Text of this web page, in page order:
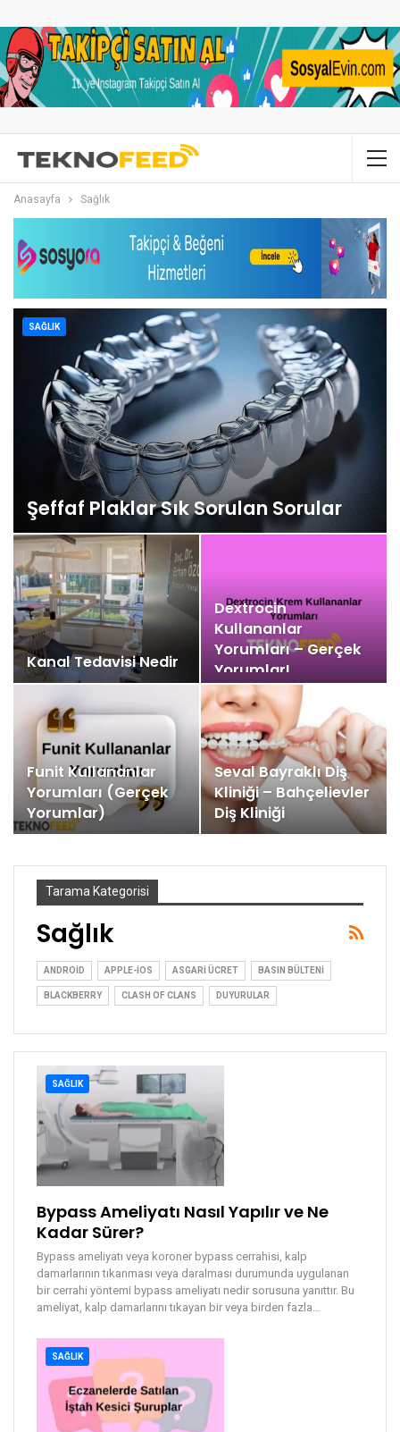
Anasayfa Sağlık
SAĞLIK
Şeffaf Plaklar Sık Sorulan Sorular
Kanal Tedavisi Nedir
Dextrocin
Kullananlar
Yorumları – Gerçek
Yorumlar!
Funit Kullananlar
Yorumları (Gerçek
Yorumlar)
Seval Bayraklı Diş
Kliniği – Bahçelievler
Diş Kliniği
Tarama Kategorisi
Sağlık
ANDROID APPLE-IOS ASGARI ÜCRET BASIN BÜLTENI
BLACKBERRY CLASH OF CLANS DUYURULAR
SAĞLIK
Bypass Ameliyatı Nasıl Yapılır ve Ne
Kadar Sürer?
Bypass ameliyatı veya koroner bypass cerrahisi, kalp
damarlarının tıkanması veya daralması durumunda uygulanan
bir cerrahi yöntemi bypass ameliyatı nedir sorusuna yanıttır. Bu
ameliyat, kalp damarlarını tıkayan bir veya birden fazla
SAĞLIK